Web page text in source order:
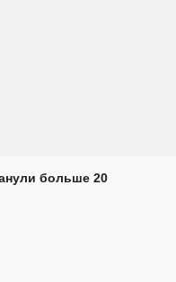
больше 20